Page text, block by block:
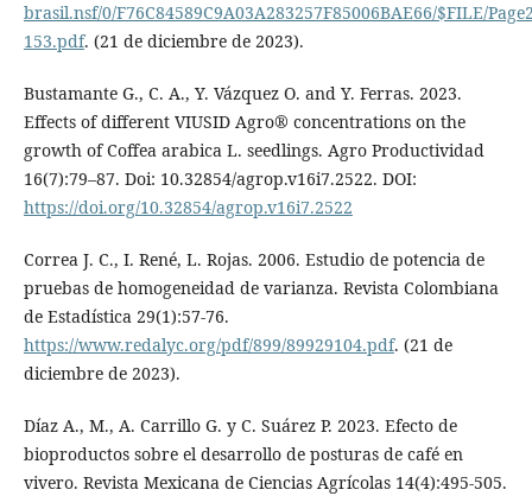
brasil.nsf/0/F76C84589C9A03A283257F85006BAE66/$FILE/
153.pdf. (21 de diciembre de 2023).
Bustamante G., C. A., Y. Vázquez O. and Y. Ferras. 2023.
Effects of different VIUSID Agro® concentrations on the
growth of Coffea arabica L. seedlings. Agro Productividad
16(7):79–87. Doi: 10.32854/agrop.v16i7.2522. DOI:
https://doi.org/10.32854/agrop.v16i7.2522
Correa J. C., I. René, L. Rojas. 2006. Estudio de potencia de
pruebas de homogeneidad de varianza. Revista Colombiana
de Estadística 29(1):57-76.
https://www.redalyc.org/pdf/899/89929104.pdf. (21 de
diciembre de 2023).
Díaz A., M., A. Carrillo G. y C. Suárez P. 2023. Efecto de
bioproductos sobre el desarrollo de posturas de café en
vivero. Revista Mexicana de Ciencias Agrícolas 14(4):495-505.